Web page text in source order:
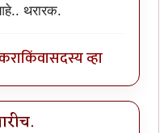
थरारक.
किंवासदस्य व्हा